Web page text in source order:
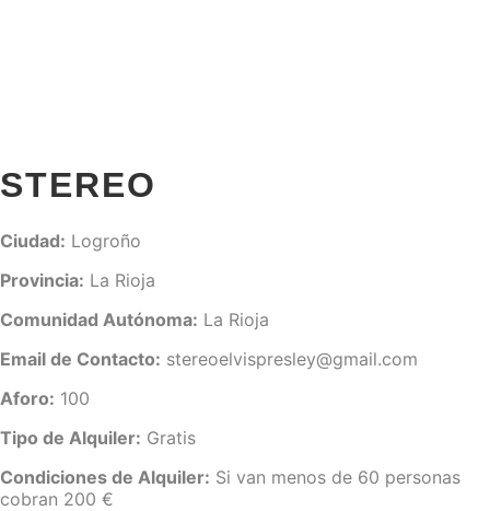
STEREO
Ciudad: Logroño
Provincia: La Rioja
Comunidad Autónoma: La Rioja
Email de Contacto: stereoelvispresley@gmail.com
Aforo: 100
Tipo de Alquiler: Gratis
Condiciones de Alquiler: Si van menos de 60 personas
cobran 200 €